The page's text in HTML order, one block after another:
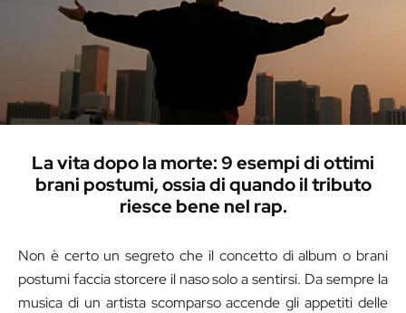
La vita dopo la morte: 9 esempi di ottimi
brani postumi, ossia di quando il tributo
riesce bene nel rap.
Non è certo un segreto che il concetto di album o brani
postumi faccia storcere il naso solo a sentirsi. Da sempre la
musica di un artista scomparso accende gli appetiti delle